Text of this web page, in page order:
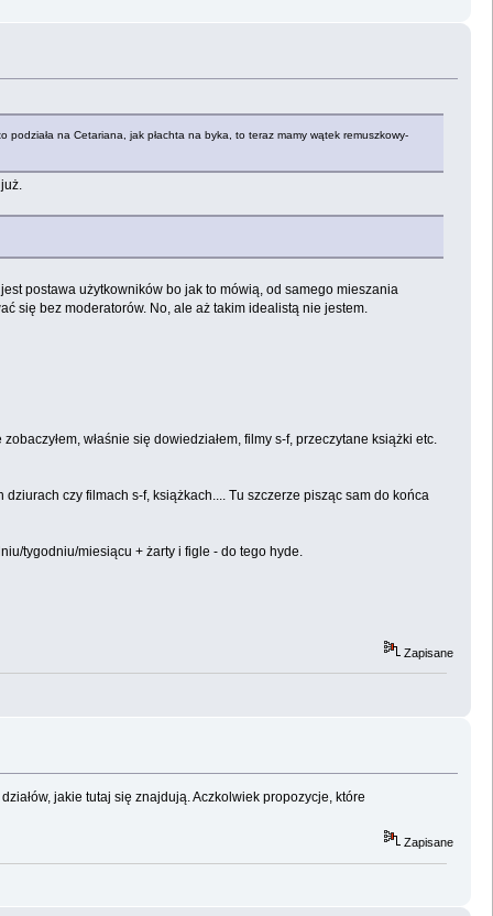
podziała na Cetariana, jak płachta na byka, to teraz mamy wątek remuszkowy-
postawa użytkowników bo jak to mówią, od samego mieszania
się bez moderatorów. No, ale aż takim idealistą nie jestem.
właśnie się dowiedziałem, filmy s-f, przeczytane książki etc.
czy filmach s-f, książkach.... Tu szczerze pisząc sam do końca
tygodniu/miesiącu + żarty i figle - do tego hyde.
Zapisane
jakie tutaj się znajdują. Aczkolwiek propozycje, które
Zapisane